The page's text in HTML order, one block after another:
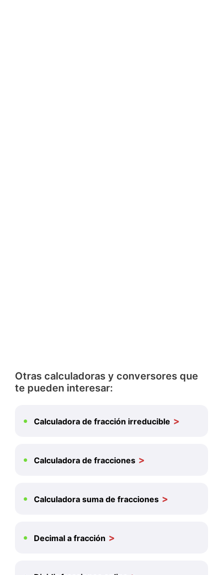
Otras calculadoras y conversores que
te pueden interesar:
Calculadora de fracción irreducible
Calculadora de fracciones
Calculadora suma de fracciones
Decimal a fracción